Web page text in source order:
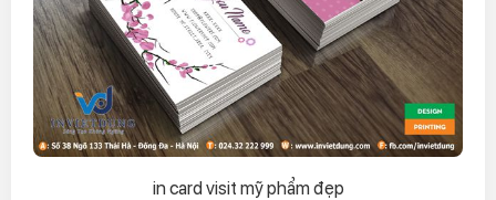
in card visit mỹ phẩm đẹp